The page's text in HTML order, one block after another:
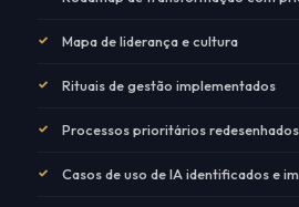
✓ Mapa de liderança e cultura
✓ Rituais de gestão implementados
✓ Processos prioritários redesenhados
✓ Casos de uso de IA identificados e